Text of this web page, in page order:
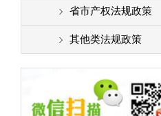
省市产权法规政策
其他类法规政策